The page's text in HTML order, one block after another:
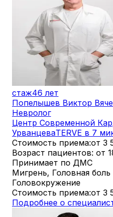
стаж46 лет
Попелышев Виктор
Невролог
Центр Современной
УрванцеваTERVE в 7
Стоимость приема:от 3
Возраст пациентов: от
Принимает по ДМС
Мигрень, Головная
Головокружение
Стоимость приема:от 3
Подробнее о